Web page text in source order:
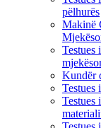
pëlhurës
Makinë
Testues
Kundër
Testues
Testues